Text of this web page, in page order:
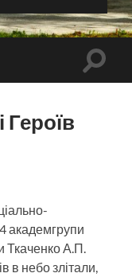
академгрупи
Ткаченко А.П.
в небо злітали,